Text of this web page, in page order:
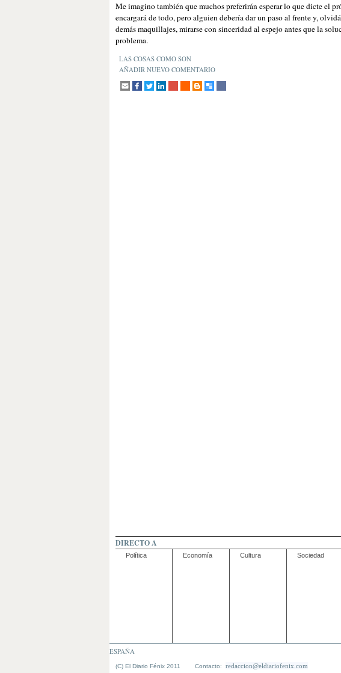
Me imagino también que muchos preferirán esperar lo que dicte el
encargará de todo, pero alguien debería dar un paso al frente y,
demás maquillajes, mirarse con sinceridad al espejo antes que la
problema.
LAS COSAS COMO SON
AÑADIR NUEVO COMENTARIO
DIRECTO A
Política Economía Cultura Sociedad
ESPAÑA
(C) El Diario Fénix 2011 Contacto: redaccion@eldiariofenix.com